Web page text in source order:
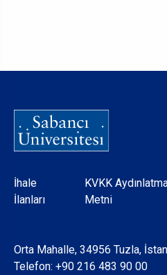
Dipnot
İhale
İlanları
KVKK
Metni
Orta Mahalle, 34956 Tuzla,
Telefon: +90 216 483 90 00